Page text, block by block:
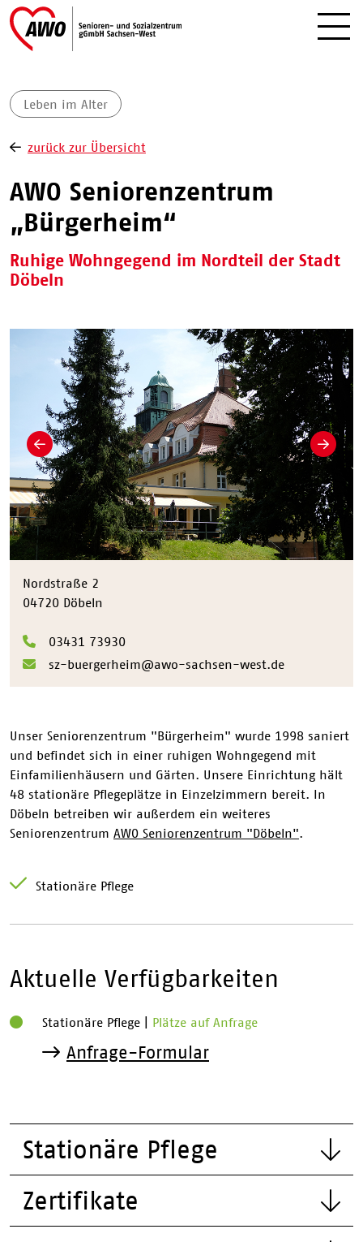
Leben im Alter
zurück zur Übersicht
AWO Seniorenzentrum
„Bürgerheim“
Ruhige Wohngegend im Nordteil der Stadt
Döbeln
Unser Seniorenzentrum "Bürgerheim" wurde 1998 saniert
und befindet sich in einer ruhigen Wohngegend mit
Einfamilienhäusern und Gärten. Unsere Einrichtung hält
48 stationäre Pflegeplätze in Einzelzimmern bereit. In
Döbeln betreiben wir außerdem ein weiteres
Seniorenzentrum AWO Seniorenzentrum "Döbeln".
Stationäre Pflege
Aktuelle Verfügbarkeiten
Stationäre Pflege Plätze auf Anfrage
Anfrage-Formular
Zurück Weiter
Nordstraße 2
04720 Döbeln
03431 73930
sz-buergerheim@awo-sachsen-west.de
Stationäre Pflege
Zertifikate